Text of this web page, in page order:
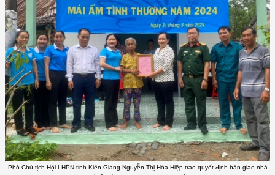
Phó Chủ tịch Hội LHPN tỉnh Kiên Giang Nguyễn Thị Hòa Hiệp trao quyết định bàn giao nhà